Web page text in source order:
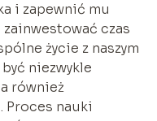
i zapewnić mu
czas
życie z naszym
niezwykle
również
Proces nauki